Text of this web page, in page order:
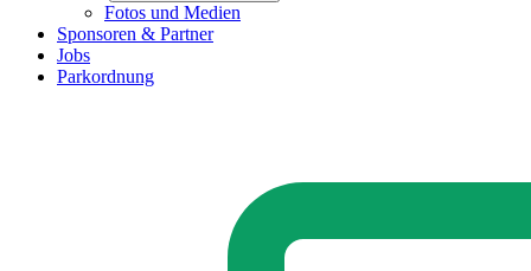
Fotos und Medien
Sponsoren & Partner
Jobs
Parkordnung